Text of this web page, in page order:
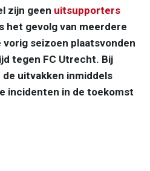
zijn geen uitsupporters
het gevolg van meerdere
seizoen plaatsvonden
tegen FC Utrecht. Bij
uitvakken inmiddels
incidenten in de toekomst